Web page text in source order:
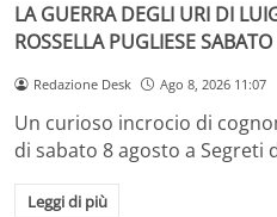
LA GUERRA DEGLI URI DI
ROSSELLA PUGLIESE
Redazione Desk Ago 8, 2026 11:07
Un curioso incrocio di
di sabato 8 agosto a Segreti
Leggi di più